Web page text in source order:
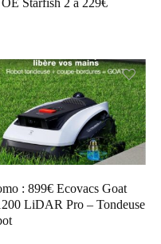
Starfish 2 à 229€
: 899€ Ecovacs Goat
LiDAR Pro – Tondeuse